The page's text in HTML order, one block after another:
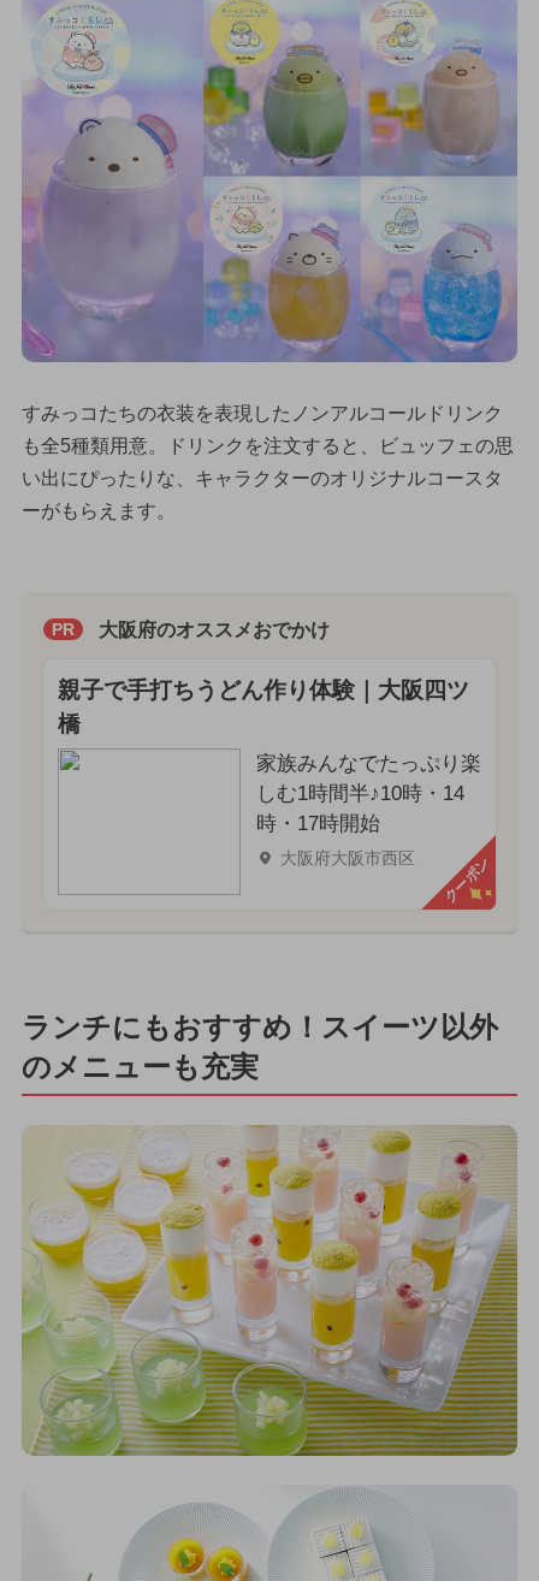
すみっコたちの衣装を表現したノンアルコールドリンク
も全5種類用意。ドリンクを注文すると、ビュッフェの思
い出にぴったりな、キャラクターのオリジナルコースタ
ーがもらえます。
PR 大阪府のオススメおでかけ
親子で手打ちうどん作り体験｜大阪四ツ
橋
家族みんなでたっぷり楽
しむ1時間半♪10時・14
時・17時開始
大阪府大阪市西区 クーポン
ランチにもおすすめ！スイーツ以外
のメニューも充実